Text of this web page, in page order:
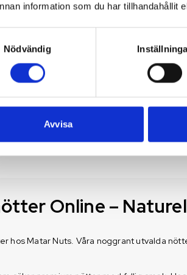
information som du har tillhandahållit
Nödvändig
Avvisa
kr
Online –
hos Matar Nuts. Våra noggrant utvalda